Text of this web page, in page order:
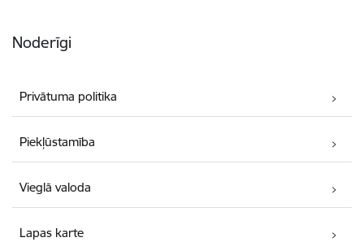
Noderīgi
Privātuma politika
Piekļūstamība
Vieglā valoda
Lapas karte